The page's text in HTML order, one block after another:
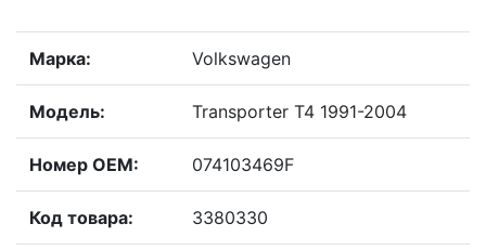
Марка: Volkswagen
Модель: Transporter T4 1991-2004
Номер OEM: 074103469F
Код товара: 3380330